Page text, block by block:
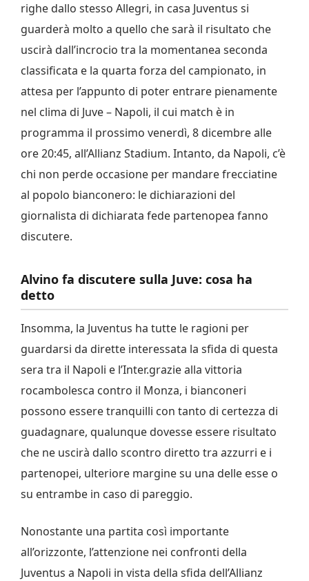
righe dallo stesso Allegri, in casa Juventus si
guarderà molto a quello che sarà il risultato che
uscirà dall’incrocio tra la momentanea seconda
classificata e la quarta forza del campionato, in
attesa per l’appunto di poter entrare pienamente
nel clima di Juve – Napoli, il cui match è in
programma il prossimo venerdì, 8 dicembre alle
ore 20:45, all’Allianz Stadium. Intanto, da Napoli, c’è
chi non perde occasione per mandare frecciatine
al popolo bianconero: le dichiarazioni del
giornalista di dichiarata fede partenopea fanno
discutere.
Alvino fa discutere sulla Juve: cosa ha
detto
Insomma, la Juventus ha tutte le ragioni per
guardarsi da dirette interessata la sfida di questa
sera tra il Napoli e l’Inter.grazie alla vittoria
rocambolesca contro il Monza, i bianconeri
possono essere tranquilli con tanto di certezza di
guadagnare, qualunque dovesse essere risultato
che ne uscirà dallo scontro diretto tra azzurri e i
partenopei, ulteriore margine su una delle esse o
su entrambe in caso di pareggio.
Nonostante una partita così importante
all’orizzonte, l’attenzione nei confronti della
Juventus a Napoli in vista della sfida dell’Allianz